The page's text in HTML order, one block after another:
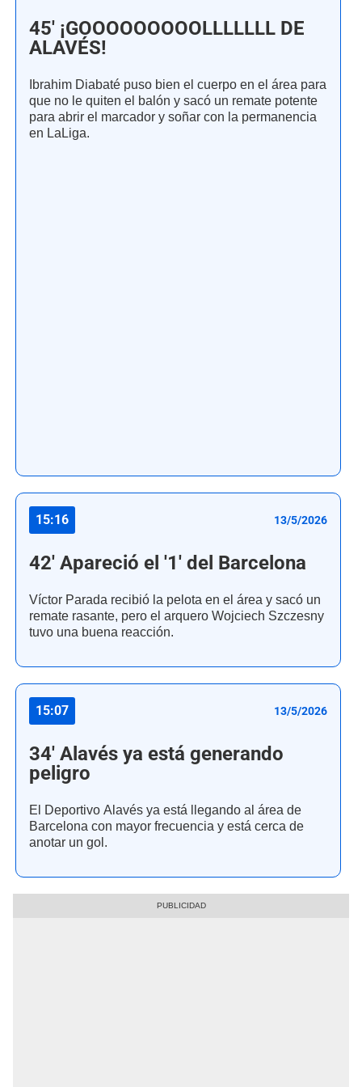
45' ¡GOOOOOOOOOLLLLLLL DE
ALAVÉS!
Ibrahim Diabaté puso bien el cuerpo en el área para
que no le quiten el balón y sacó un remate potente
para abrir el marcador y soñar con la permanencia
en LaLiga.
15:16 13/5/2026
42' Apareció el '1' del Barcelona
Víctor Parada recibió la pelota en el área y sacó un
remate rasante, pero el arquero Wojciech Szczesny
tuvo una buena reacción.
15:07 13/5/2026
34' Alavés ya está generando
peligro
El Deportivo Alavés ya está llegando al área de
Barcelona con mayor frecuencia y está cerca de
anotar un gol.